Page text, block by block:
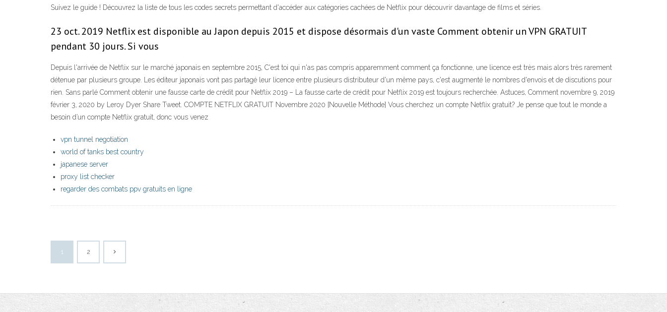
Suivez le guide ! Découvrez la liste de tous les codes secrets permettant d'accéder aux catégories cachées de Netflix pour découvrir davantage de films et séries.
23 oct. 2019 Netflix est disponible au Japon depuis 2015 et dispose désormais d'un vaste Comment obtenir un VPN GRATUIT
pendant 30 jours. Si vous
Depuis l'arrivée de Netflix sur le marché japonais en septembre 2015, C'est toi qui n'as pas compris apparemment comment ça fonctionne, une licence est très mais alors très rarement
détenue par plusieurs groupe. Les éditeur japonais vont pas partagé leur licence entre plusieurs distributeur d'un même pays, c'est augmenté le nombres d'envois et de discutions pour
rien. Sans parlé Comment obtenir une fausse carte de crédit pour Netflix 2019 – La fausse carte de crédit pour Netflix 2019 est toujours recherchée. Astuces, Comment novembre 9, 2019
février 3, 2020 by Leroy Dyer Share Tweet. COMPTE NETFLIX GRATUIT Novembre 2020 [Nouvelle Méthode] Vous cherchez un compte Netflix gratuit? Je pense que tout le monde a
besoin d’un compte Netflix gratuit, donc vous venez
vpn tunnel negotiation
world of tanks best country
japanese server
proxy list checker
regarder des combats ppv gratuits en ligne
1 2